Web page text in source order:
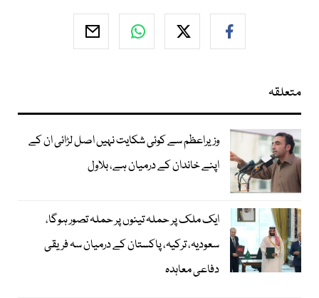
متعلقہ
وزیراعظم سے کوئی شکایت نہیں اصل لڑائی ان کے
اپنے خاندان کے درمیان ہے، بلاول
ایک ملک پر حملہ تینوں پر حملہ تصور ہوگا،
سعودیہ، ترکیہ، پاکستان کے درمیان سہ فریقی
دفاعی معاہدہ